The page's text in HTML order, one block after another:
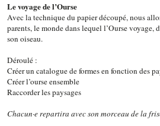
Le voyage de l’Ourse
Avec la technique du papier découpé, nous
parents, le monde dans lequel l’Ourse voyage,
son oiseau.
Déroulé :
Créer un catalogue de formes en fonction des
Créer l’ourse ensemble
Raccorder les paysages
Chacun·e repartira avec son morceau de la